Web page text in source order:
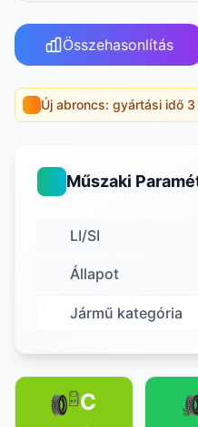
Összehasonlítás
Új abroncs: gyártási idő
Műszaki
LI/SI
Állapot
Jármű kategória
C